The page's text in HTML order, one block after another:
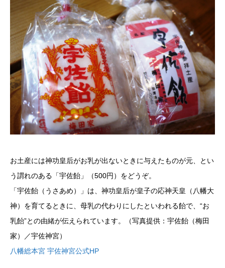
お土産には神功皇后がお乳が出ないときに与えたものが元、とい
う謂れのある「宇佐飴」（500円）をどうぞ。
「宇佐飴（うさあめ）」は、神功皇后が皇子の応神天皇（八幡大
神）を育てるときに、母乳の代わりにしたといわれる飴で、“お
乳飴”との由緒が伝えられています。（写真提供：宇佐飴（梅田
家）／宇佐神宮）
八幡総本宮 宇佐神宮公式HP